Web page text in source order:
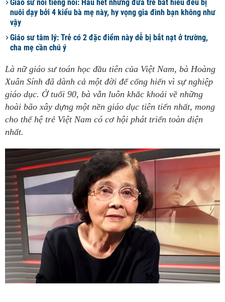
Giáo sư nổi tiếng nói: Hầu hết những đứa trẻ bất hiếu đều bị
nuôi dạy bởi 4 kiểu bà mẹ này, hy vọng gia đình bạn không như
vậy
Giáo sư tâm lý: Trẻ có 2 đặc điểm này dễ bị bắt nạt ở trường,
cha mẹ cần chú ý
Là nữ giáo sư toán học đầu tiên của Việt Nam, bà Hoàng
Xuân Sính đã dành cả một đời để cống hiến vì sự nghiệp
giáo dục. Ở tuổi 90, bà vẫn luôn khắc khoải về những
hoài bão xây dựng một nền giáo dục tiên tiến nhất, mong
cho thế hệ trẻ Việt Nam có cơ hội phát triển toàn diện
nhất.